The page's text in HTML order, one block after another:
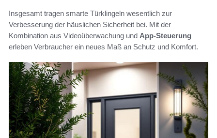
Insgesamt tragen smarte Türklingeln wesentlich zur
Verbesserung der häuslichen Sicherheit bei. Mit der
Kombination aus Videoüberwachung und App-Steuerung
erleben Verbraucher ein neues Maß an Schutz und Komfort.